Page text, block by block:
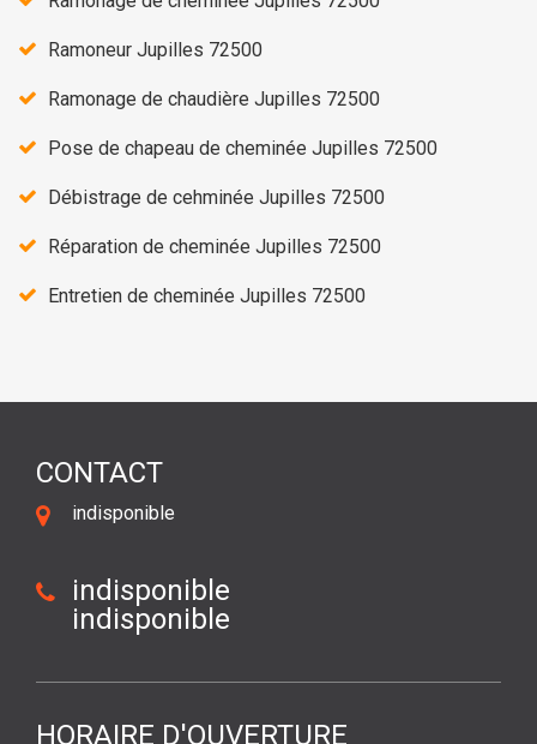
Ramoneur Jupilles 72500
Ramonage de chaudière Jupilles 72500
Pose de chapeau de cheminée Jupilles 72500
Débistrage de cehminée Jupilles 72500
Réparation de cheminée Jupilles 72500
Entretien de cheminée Jupilles 72500
CONTACT
indisponible
indisponible
indisponible
HORAIRE D'OUVERTURE